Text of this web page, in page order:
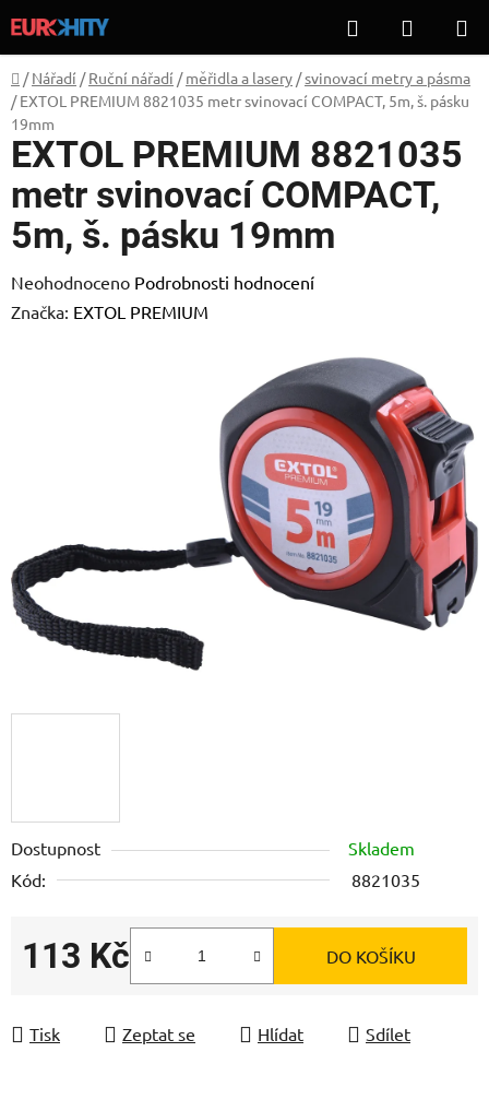
na
obsah
Hledat
KOŠÍK
Domů
/ Nářadí / Ruční nářadí / měřidla a lasery /svinovací metry a pásma
/ EXTOL PREMIUM 8821035 metr svinovací COMPACT, 5m, š. pásku
19mm
Dostupnost
Skladem
Kód:
8821035
113 Kč DO KOŠÍKU
Tisk Zeptat se Hlídat Sdílet
EXTOL PREMIUM 8821035
metr svinovací COMPACT,
5m, š. pásku 19mm
Průměrné
hodnocení
Neohodnoceno Podrobnosti hodnocení
Značka: EXTOL PREMIUM